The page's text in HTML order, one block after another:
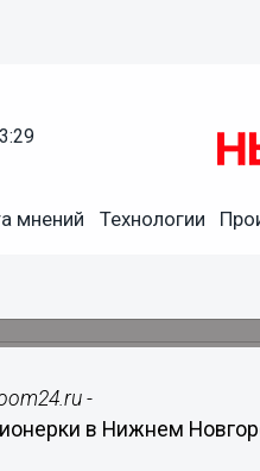
мнений Технологии
бомж у
-
в Нижнем